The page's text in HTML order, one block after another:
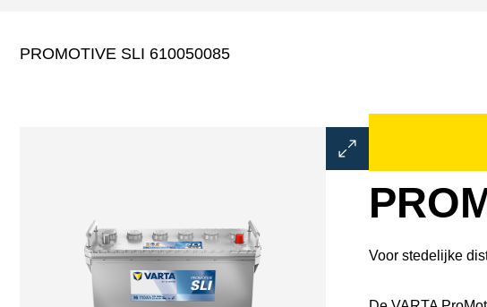
PROMOTIVE SLI 610050085
Dialoogvenster
Afbeelding
Voor stedelijke